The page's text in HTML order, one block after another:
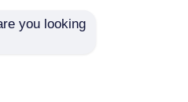
you looking